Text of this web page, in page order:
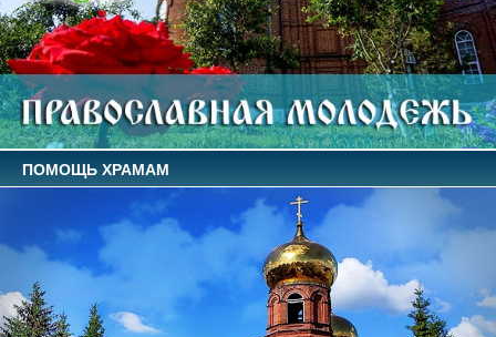
ПОМОЩЬ ХРАМАМ